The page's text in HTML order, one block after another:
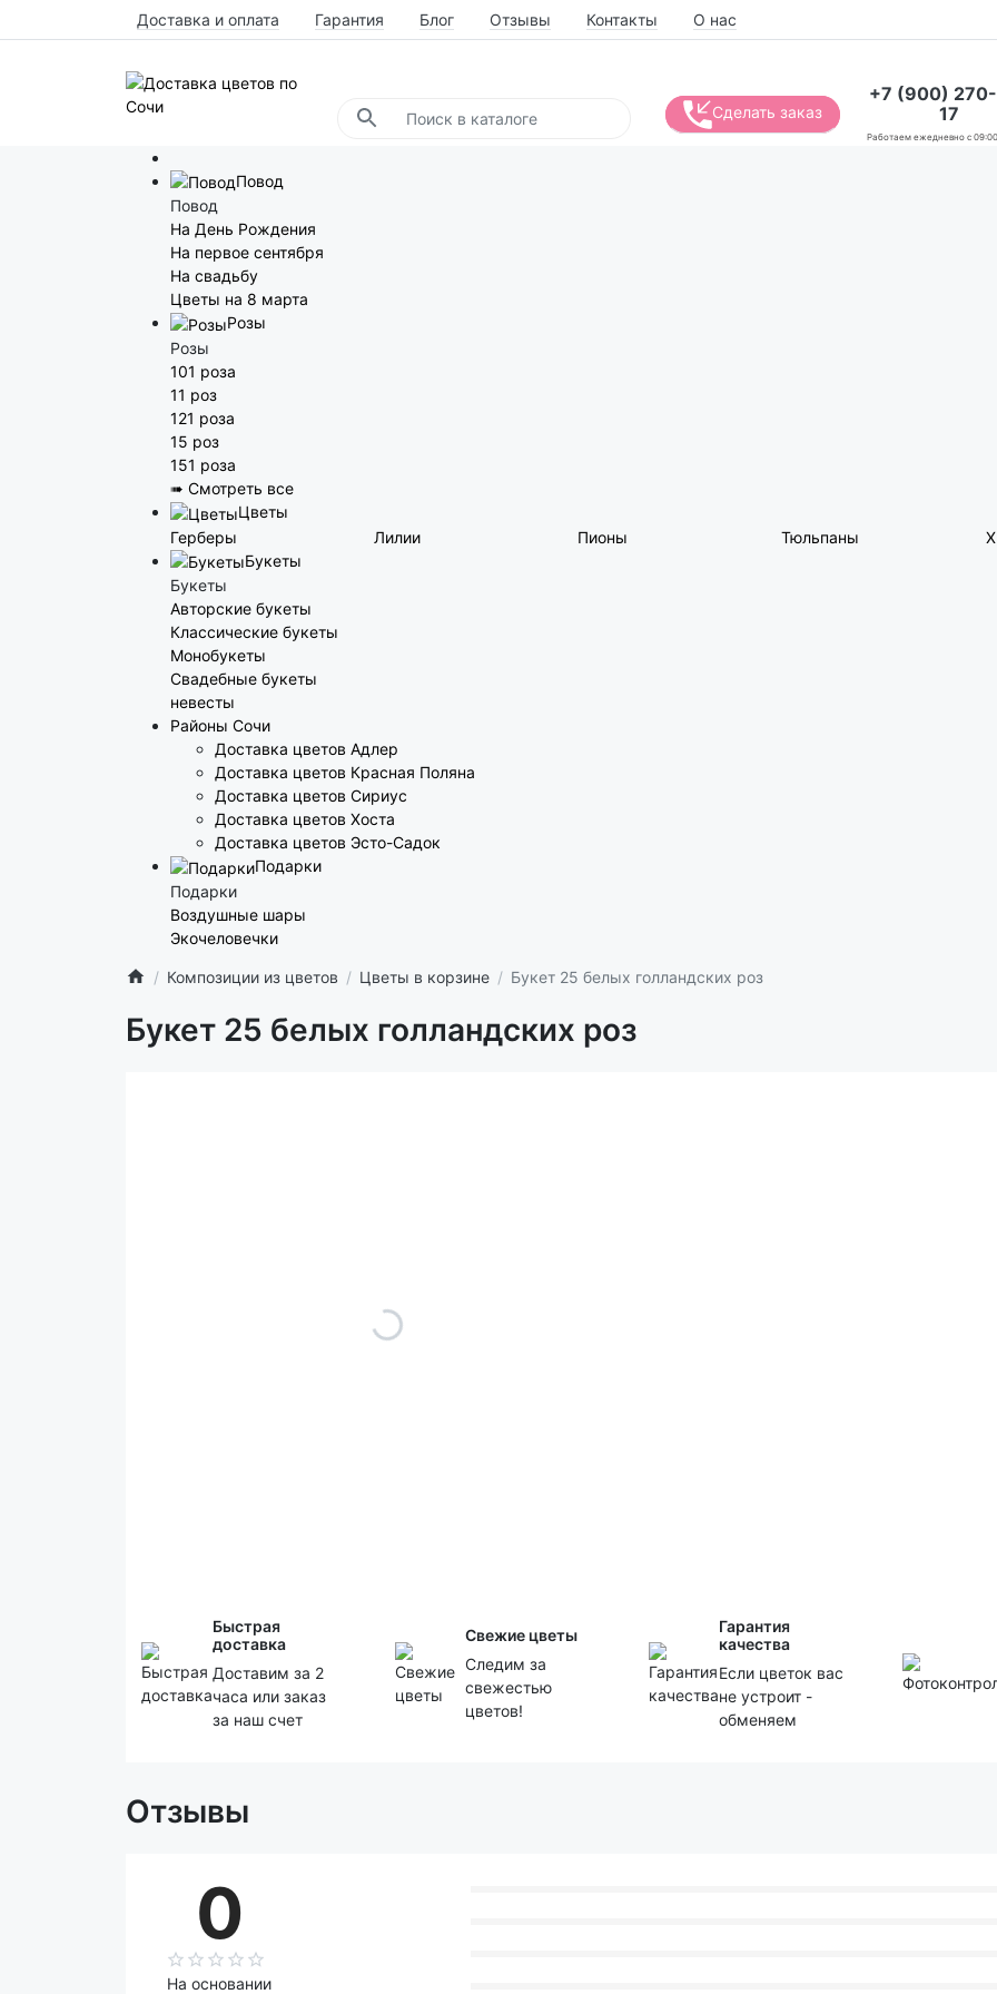
Доставка и оплата Гарантия Блог Отзывы Контакты О нас
Сделать заказ
+7 (900)
17
Работаем ежедневно с
Повод
Повод
На День Рождения
На первое сентября
На свадьбу
Цветы на 8 марта
Розы
Розы
101 роза
11 роз
121 роза
15 роз
151 роза
➠ Смотреть все
Цветы
Герберы
Лилии Пионы Тюльпаны
Букеты
Букеты
Авторские букеты
Классические букеты
Монобукеты
Свадебные букеты
невесты
Районы Сочи
Доставка цветов Адлер
Доставка цветов Красная Поляна
Доставка цветов Сириус
Доставка цветов Хоста
Доставка цветов Эсто-Садок
Подарки
Подарки
Воздушные шары
Экочеловечки
Композиции из цветов Цветы в корзине Букет 25 белых голландских роз
Букет 25 белых голландских роз
Быстрая
доставка
Доставим за 2
часа или заказ
за наш счет
Свежие цветы
Следим за
свежестью
цветов!
Гарантия
качества
Если цветок вас
не устроит -
обменяем
Отзывы
0
На основании